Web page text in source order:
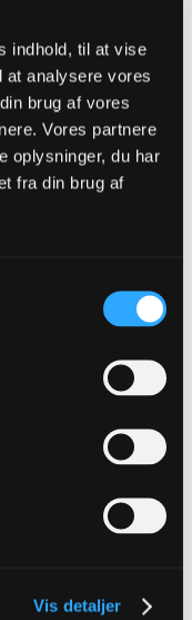
indhold, til at vise
at analysere vores
brug af vores
Vores partnere
oplysninger, du har
fra din brug af
Vis detaljer
det nok heller ikke
#818
komme 2 nye i denne